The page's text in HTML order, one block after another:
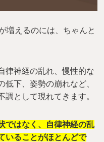
増えるのには、ちゃんと
律神経の乱れ、慢性的な
低下、姿勢の崩れなど、
調として現れてきます。
ではなく、自律神経の乱
いることがほとんどで